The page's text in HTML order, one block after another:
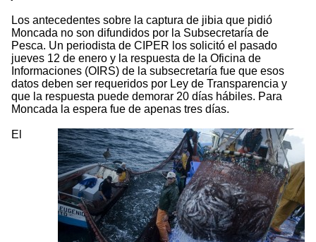
Los antecedentes sobre la captura de jibia que pidió
Moncada no son difundidos por la Subsecretaría de
Pesca. Un periodista de CIPER los solicitó el pasado
jueves 12 de enero y la respuesta de la Oficina de
Informaciones (OIRS) de la subsecretaría fue que esos
datos deben ser requeridos por Ley de Transparencia y
que la respuesta puede demorar 20 días hábiles. Para
Moncada la espera fue de apenas tres días.
El